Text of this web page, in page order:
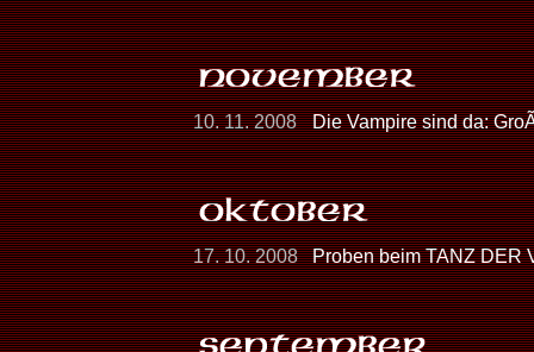
10. 11. 2008 Die Vampire sind da:
17. 10. 2008 Proben beim TANZ DER